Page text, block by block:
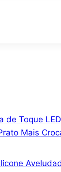
Toque
Mais